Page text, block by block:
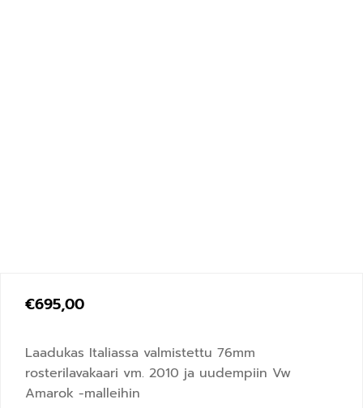
€695,00
Laadukas Italiassa valmistettu 76mm
rosterilavakaari vm. 2010 ja uudempiin Vw
Amarok -malleihin